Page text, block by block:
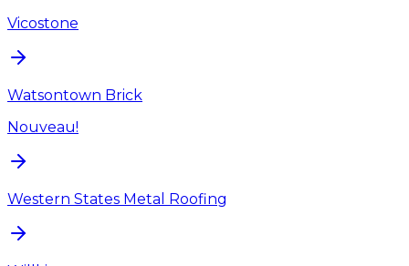
Vicostone
Watsontown Brick
Nouveau!
Western States Metal Roofing